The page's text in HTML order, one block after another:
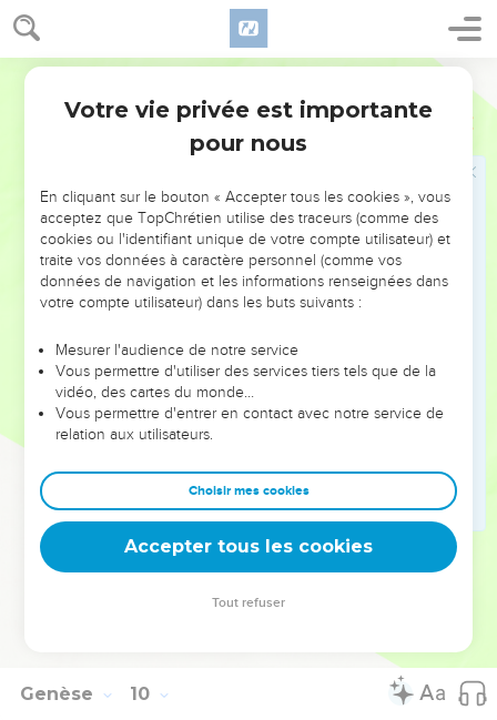
Genèse 9
17
וַיֹּ֥אמֶר אֱלֹהִ֖ים אֶל־נֹ֑חַ זֹ֤את אֽוֹת־הַבְּרִית֙ אֲשֶׁ֣ר הֲקִמֹ֔תִי בֵּינִ֕י וּבֵ֥ין
כָּל־בָּשָׂ֖ר אֲשֶׁ֥ר עַל־הָאָֽרֶץ׃
Les trois fils de Noé
18 וַיִּֽהְי֣וּ בְנֵי־נֹ֗חַ הַיֹּֽצְאִים֙ מִן־הַתֵּבָ֔ה שֵׁ֖ם וְחָ֣ם וָיָ֑פֶת וְחָ֕ם ה֖וּא אֲבִ֥י כְנָֽעַן׃
שְׁלֹשָׁ֥ה אֵ֖לֶּה בְּנֵי־נֹ֑חַ וּמֵאֵ֖לֶּה נָֽפְצָ֥ה כָל־הָאָֽרֶץ׃
וַיָּ֥חֶל נֹ֖חַ אִ֣ישׁ הָֽאֲדָמָ֑ה וַיִּטַּ֖ע כָּֽרֶם׃
וַיֵּ֥שְׁתְּ מִן־הַיַּ֖יִן וַיִּשְׁכָּ֑ר וַיִּתְגַּ֖ל בְּת֥וֹךְ אָהֳלֹֽה׃
וַיַּ֗רְא חָ֚ם אֲבִ֣י כְנַ֔עַן אֵ֖ת עֶרְוַ֣ת אָבִ֑יו וַיַּגֵּ֥ד לִשְׁנֵֽי־אֶחָ֖יו בַּחֽוּץ׃
וַיְכַסּ֕וּ אֵ֖ת עֶרְוַ֣ת אֲבִיהֶ֑ם וּפְנֵיהֶם֙ אֲחֹ֣רַנִּ֔ית וְעֶרְוַ֥ת אֲבִיהֶ֖ם לֹ֥א רָאֽוּ׃
וַיִּ֥יקֶץ נֹ֖חַ מִיֵּינ֑וֹ וַיֵּ֕דַע אֵ֛ת אֲשֶׁר־עָ֥שָׂה־ל֖וֹ בְּנ֥וֹ הַקָּטָֽן׃
וַיֹּ֖אמֶר אָר֣וּר כְּנָ֑עַן עֶ֥בֶד עֲבָדִ֖ים יִֽהְיֶ֥ה לְאֶחָֽיו׃
וַיֹּ֕אמֶר בָּר֥וּךְ יְהֹוָ֖ה אֱלֹ֣הֵי שֵׁ֑ם וִיהִ֥י כְנַ֖עַן עֶ֥בֶד לָֽמוֹ׃
יַ֤פְתְּ אֱלֹהִים֙ לְיֶ֔פֶת וְיִשְׁכֹּ֖ן בְּאָֽהֳלֵי־שֵׁ֑ם וִיהִ֥י כְנַ֖עַן עֶ֥בֶד לָֽמוֹ׃
וַֽיְחִי־נֹ֖חַ אַחַ֣ר הַמַּבּ֑וּל שְׁלֹ֤שׁ מֵאוֹת֙ שָׁנָ֔ה וַֽחֲמִשִּׁ֖ים שָׁנָֽה׃
וַיִּֽהְיוּ֙ כָּל־יְמֵי־נֹ֔חַ תְּשַׁ֤ע מֵאוֹת֙ שָׁנָ֔ה וַחֲמִשִּׁ֖ים שָׁנָ֑ה וַיָּמֹֽת׃
Hébreu : © Westminster Leningrad Codex - tanach.us --- Grec : © 2010 by the
Genèse 10
Votre vie privée est importante
pour nous
En cliquant sur le bouton « Accepter tous les cookies », vous
acceptez que TopChrétien utilise des traceurs (comme des
cookies ou l'identifiant unique de votre compte utilisateur) et
traite vos données à caractère personnel (comme vos
données de navigation et les informations renseignées dans
votre compte utilisateur) dans les buts suivants :
Mesurer l'audience de notre service
Vous permettre d'utiliser des services tiers tels que de la
vidéo, des cartes du monde…
Vous permettre d'entrer en contact avec notre service de
relation aux utilisateurs.
Choisir mes cookies
Accepter tous les cookies
Tout refuser